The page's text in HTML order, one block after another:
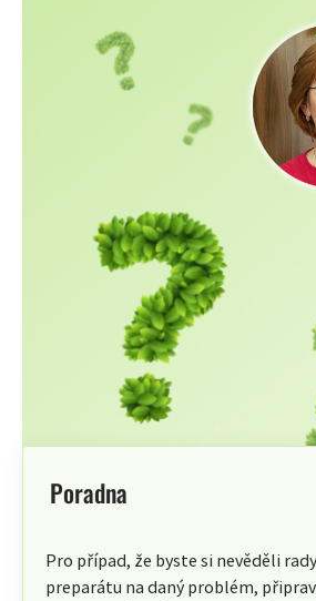
Poradna
Pro případ, že byste si nevěděli
preparátu na daný problém,